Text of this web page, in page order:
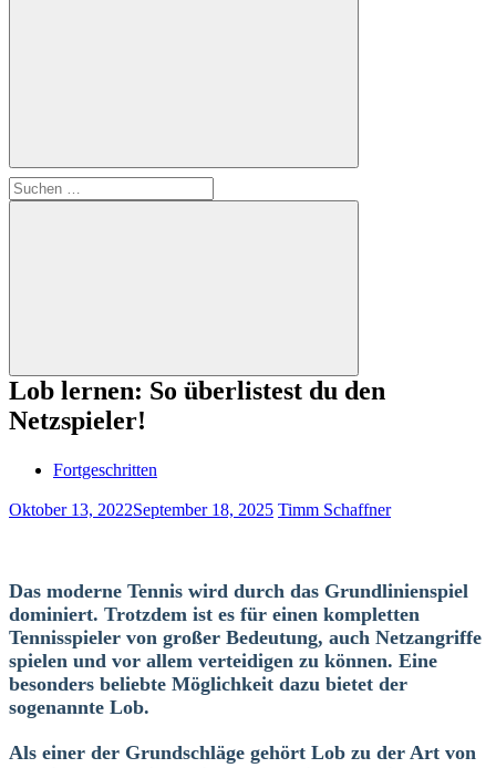
Suchen
nach:
Suchen
Lob lernen: So überlistest du den
Netzspieler!
Fortgeschritten
Oktober 13, 2022September 18, 2025 Timm Schaffner
Das moderne Tennis wird durch das Grundlinienspiel
dominiert. Trotzdem ist es für einen kompletten
Tennisspieler von großer Bedeutung, auch Netzangriffe
spielen und vor allem verteidigen zu können. Eine
besonders beliebte Möglichkeit dazu bietet der
sogenannte Lob.
Als einer der Grundschläge gehört Lob zu der Art von